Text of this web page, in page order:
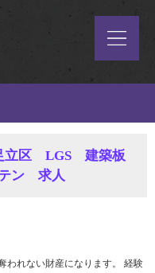
区 LGS 建築板
ン 求人
われない財産になります。 経験